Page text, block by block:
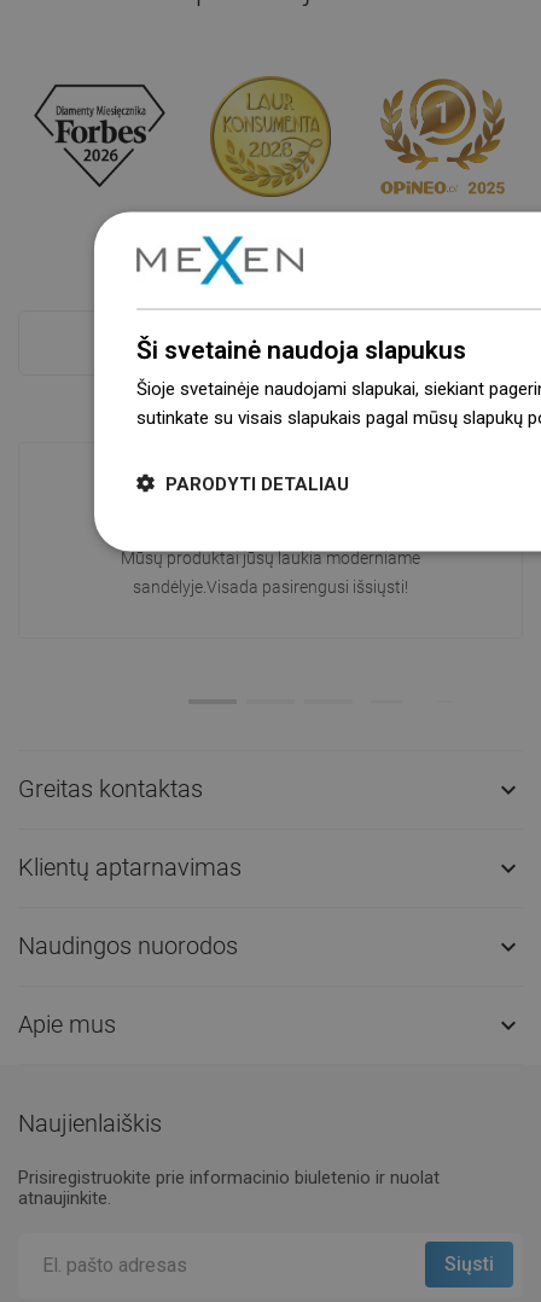
Atskaitykite daugiau
Mūsų produktai jūsų laukia moderniame
sandėlyje.Visada pasirengusi išsiųsti!
Greitas kontaktas 
Klientų aptarnavimas 
Naudingos nuorodos 
Apie mus 
Naujienlaiškis
Prisiregistruokite prie informacinio biuletenio ir nuolat
atnaujinkite.
Ši svetainė naudoja slapukus
Šioje svetainėje naudojami slapukai, siekiant
sutinkate su visais slapukais pagal mūsų slapukų
PARODYTI DETALIAU